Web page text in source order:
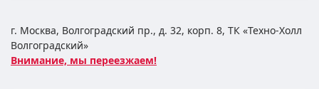
г. Москва, Волгоградский пр., д. 32, корп. 8, ТК «Техно-Холл
Волгоградский»
Внимание, мы переезжаем!